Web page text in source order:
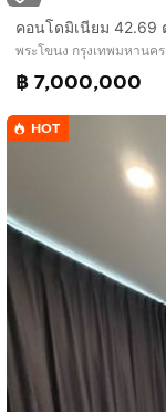
พระโขนง กรุงเทพมหานคร
฿ 7,000,000
HOT